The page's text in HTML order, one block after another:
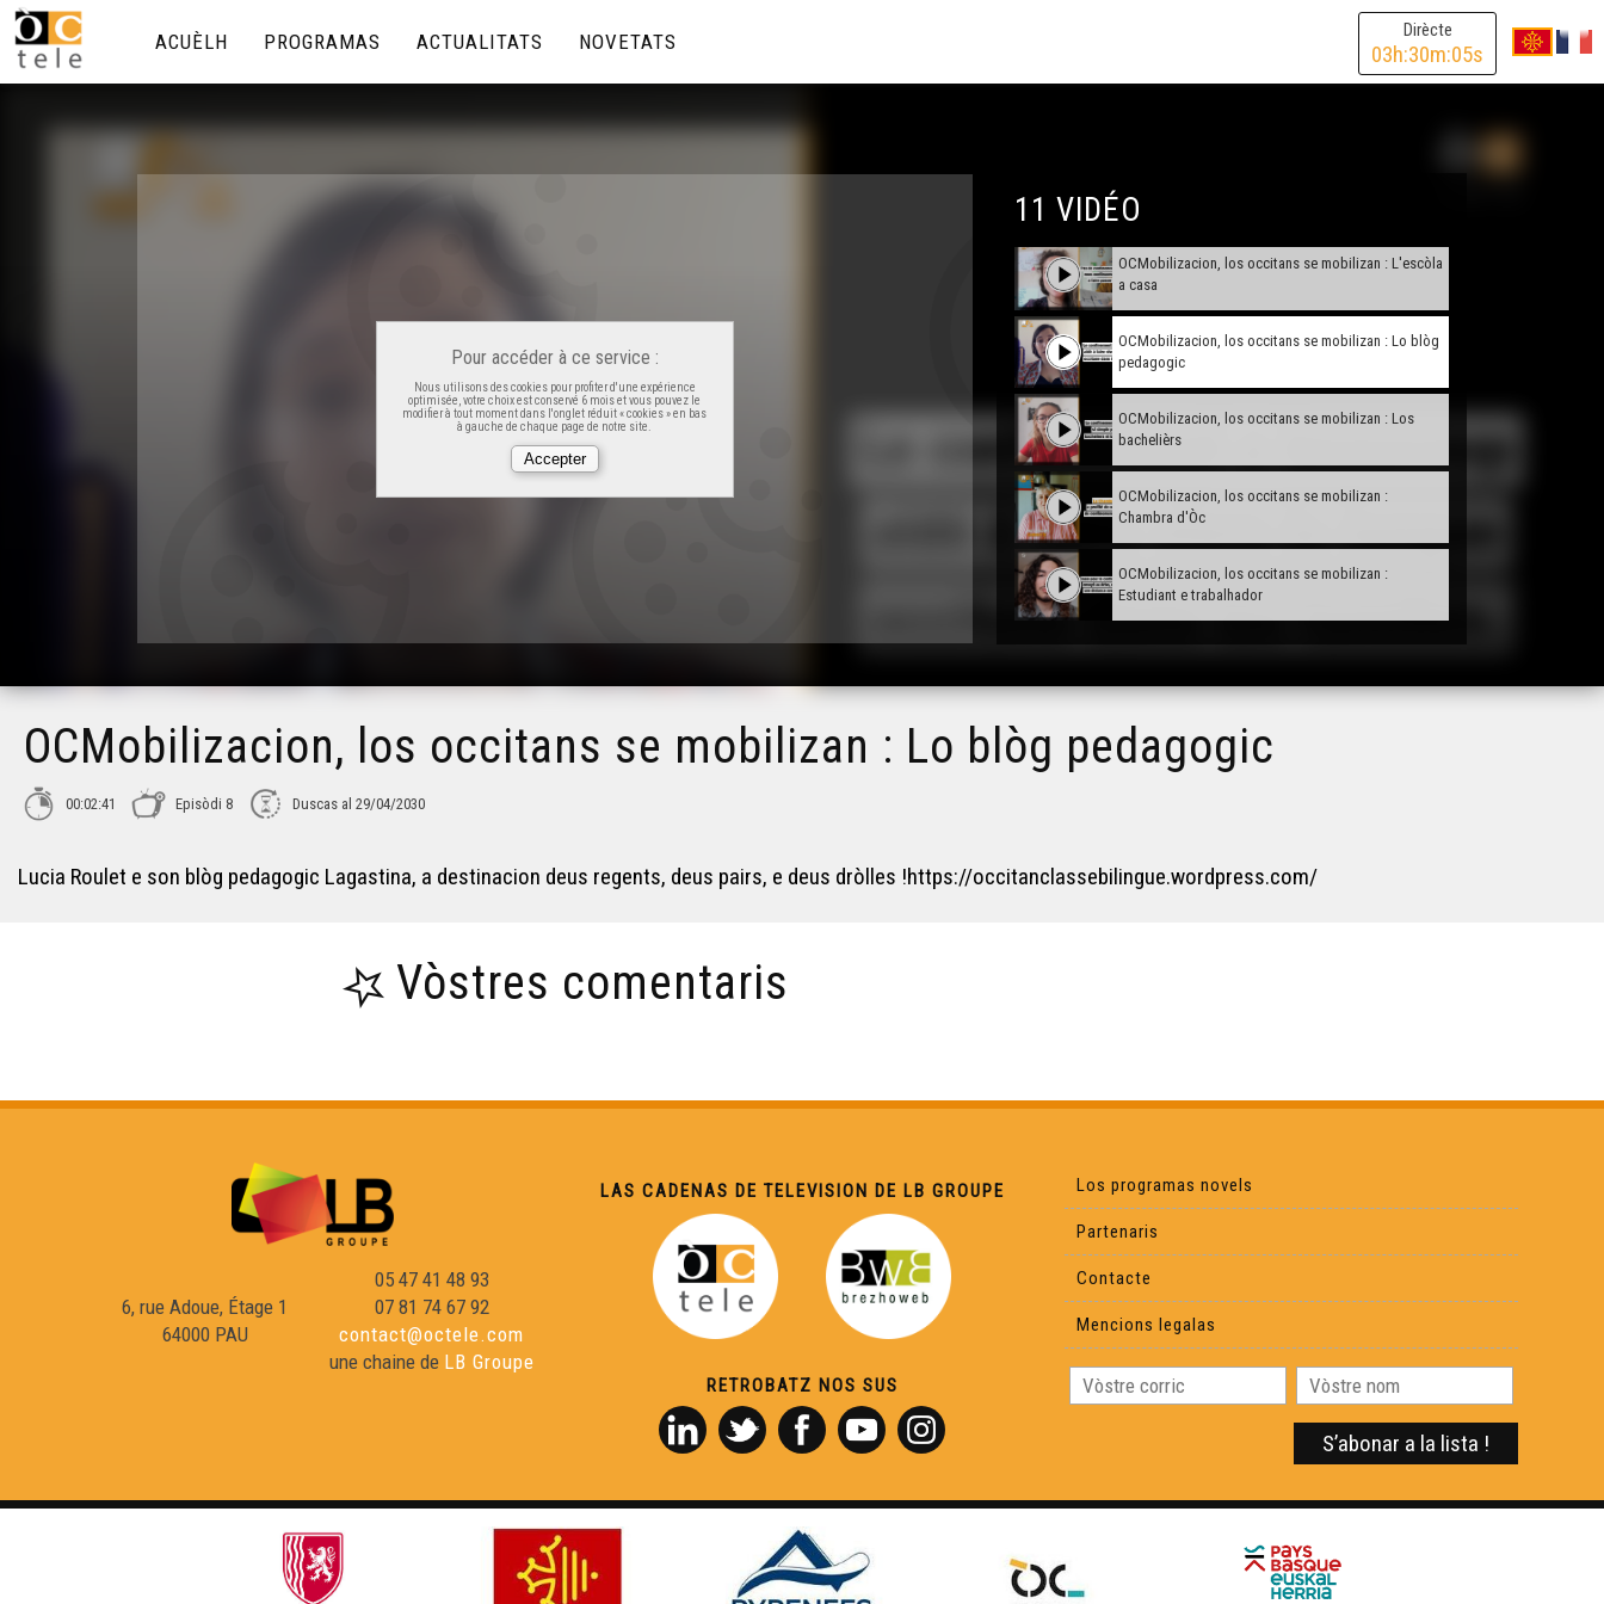
Dirècte
03h:30m:05s
ACUÈLH PROGRAMAS ACTUALITATS NOVETATS
Pour accéder à ce service :
Nous utilisons des cookies pour profiter d'une expérience
optimisée, votre choix est conservé 6 mois et vous pouvez le
modifier à tout moment dans l'onglet réduit « cookies » en bas
à gauche de chaque page de notre site.
11 VIDÉOconsulta medicau
OCMobilizacion, los occitans se mobilizan : L'escòla
a casa
OCMobilizacion, los occitans se mobilizan : Lo blòg
pedagogic
OCMobilizacion, los occitans se mobilizan : Los
bachelièrs
OCMobilizacion, los occitans se mobilizan :
Chambra d'Òc
OCMobilizacion, los occitans se mobilizan :
Estudiant e trabalhador
OCMobilizacion, los occitans se mobilizan : Lo blòg pedagogic
00:02:41 Episòdi 8 Duscas al 29/04/2030
Lucia Roulet e son blòg pedagogic Lagastina, a destinacion deus regents, deus pairs, e deus dròlles !https://occitanclassebilingue.wordpress.com/
Vòstres comentaris
6, rue Adoue, Étage 1
64000 PAU
05 47 41 48 93
07 81 74 67 92
contact@octele.com
une chaine de LB Groupe
LAS CADENAS DE TELEVISION DE LB GROUPE
RETROBATZ NOS SUS
Los programas novels
Partenaris
Contacte
Mencions legalas